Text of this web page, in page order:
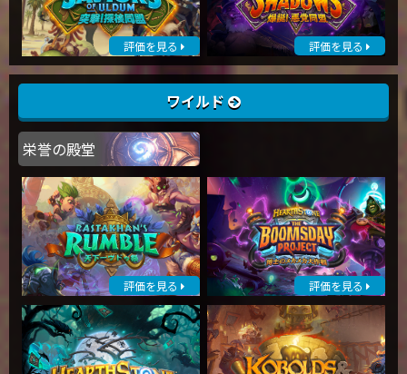
評価を見る 評価を見る
ワイルド
栄誉の殿堂
評価を見る 評価を見る